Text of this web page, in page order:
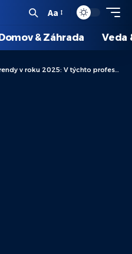
Aa
& Záhrada Veda
2025: V týchto profesiách možno očakávať rast miezd